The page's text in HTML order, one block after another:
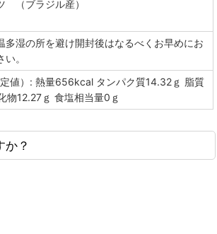
（ブラジル産）
多湿の所を避け開封後はなるべくお早めにお
。
値）: 熱量656kcal タンパク質14.32ｇ 脂質
物12.27ｇ 食塩相当量0ｇ
か？